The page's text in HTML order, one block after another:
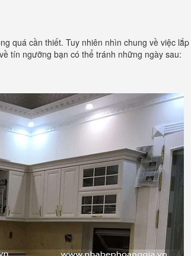
quá cần thiết. Tuy nhiên nhìn chung về việc lắp
tín ngưỡng bạn có thể tránh những ngày sau: